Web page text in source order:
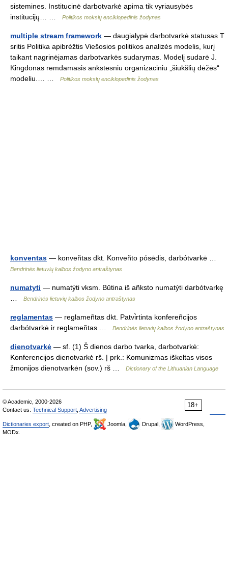
sistemines. Institucinė darbotvarkė apima tik vyriausybės
institucijų… …
Politikos mokslų enciklopedinis žodynas
multiple stream framework — daugialypė darbotvarkė statusas T
sritis Politika apibrėžtis Viešosios politikos analizės modelis, kurį
taikant nagrinėjamas darbotvarkės sudarymas. Modelį sudarė J.
Kingdonas remdamasis ankstesniu organizaciniu „šiukšlių dėžės“
modeliu.… …
Politikos mokslų enciklopedinis žodynas
konventas — konveñtas dkt. Konveñto pósėdis, darbótvarkė …
Bendrinės lietuvių kalbos žodyno antraštynas
numatyti — numatýti vksm. Būtina iš añksto numatýti darbótvarkę
Bendrinės lietuvių kalbos žodyno antraštynas
reglamentas — reglameñtas dkt. Patvi̇̀rtinta konfereñcijos
darbótvarkė ir reglameñtas …
Bendrinės lietuvių kalbos žodyno antraštynas
dienotvarkė — sf. (1) Š dienos darbo tvarka, darbotvarkė:
Konferencijos dienotvarkė rš. | prk.: Komunizmas iškeltas visos
žmonijos dienotvarkėn (sov.) rš …
Dictionary of the Lithuanian Language
18+
© Academic, 2000-2026
Contact us: Technical Support Advertising
Dictionaries export , created on PHP, Joomla, Drupal,
WordPress,
MODx.